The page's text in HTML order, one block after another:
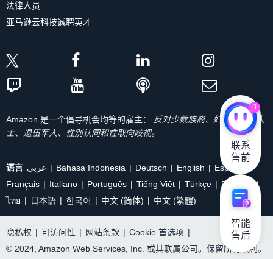
法律人员
亚马逊云科技诚聘英才
Amazon 是一个倡导机会均等的雇主：
反对少数族裔、妇女、残疾人
士、退伍军人、性别认同和性取向歧视。
语言 عربي Bahasa Indonesia Deutsch English
Español
Français
Italiano Português Tiếng Việt Türkçe
Ρусский
ไทย
日本語 한국어 中文 (简体) 中文 (繁體)
隐私权 | 可访问性 | 网站条款 | Cookie 首选项 |
© 2024, Amazon Web Services, Inc. 或其联属公司。保留所有权利。
1
联系
售前
智能
售后